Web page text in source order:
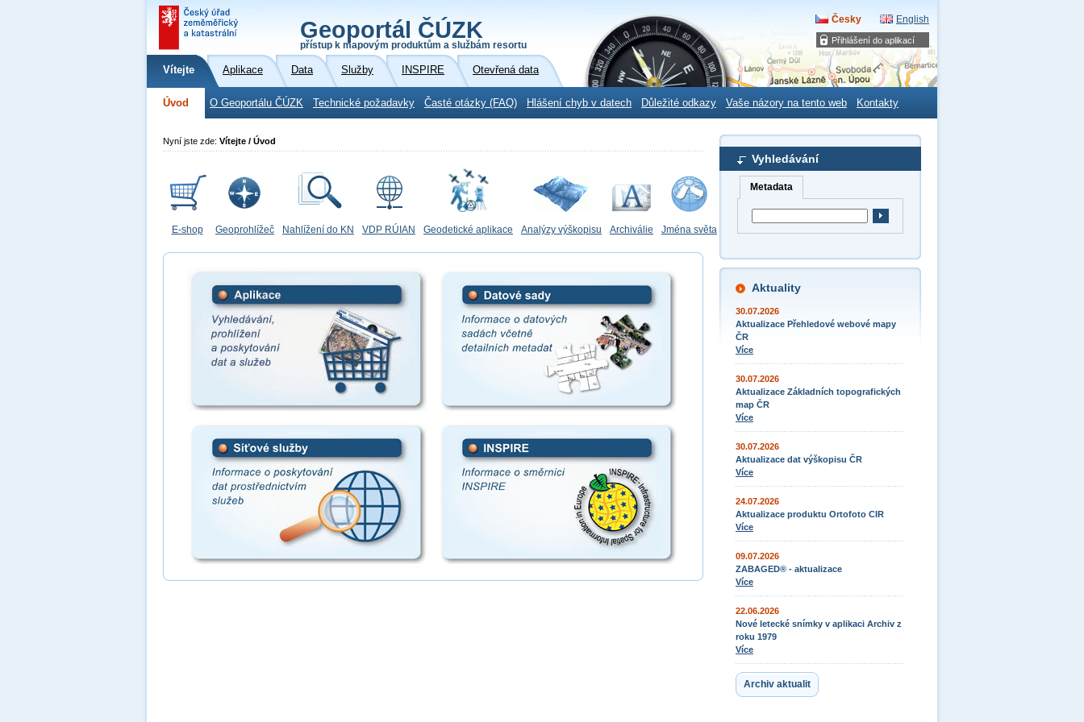
Přihlášení do aplikací
Geoportál ČÚZK
přístup k mapovým produktům a službám resortu
Česky English
Vítejte Aplikace Data Služby INSPIRE Otevřená data
Úvod O Geoportálu ČÚZK Technické požadavky Časté otázky (FAQ) Hlášení chyb v datech Důležité odkazy Vaše názory na tento web Kontakty
Vyhledávání
Metadata
Aktuality
30.07.2026
Aktualizace Přehledové webové mapy
ČR
Více
30.07.2026
Aktualizace Základních topografických
map ČR
Více
30.07.2026
Aktualizace dat výškopisu ČR
Více
24.07.2026
Aktualizace produktu Ortofoto CIR
Více
09.07.2026
ZABAGED® - aktualizace
Více
22.06.2026
Nové letecké snímky v aplikaci Archiv z
roku 1979
Více
Archiv aktualit
Nyní jste zde: Vítejte / Úvod
E-shop Geoprohlížeč Nahlížení do KN VDP RÚIAN Geodetické aplikace Analýzy výškopisu Archiválie Jména světa